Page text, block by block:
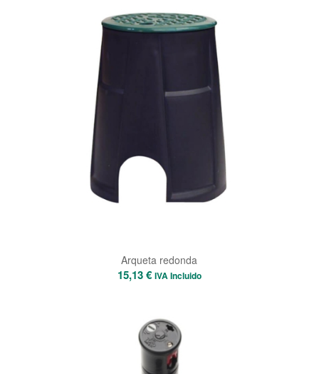
Arqueta redonda
15,13€ IVA Incluido